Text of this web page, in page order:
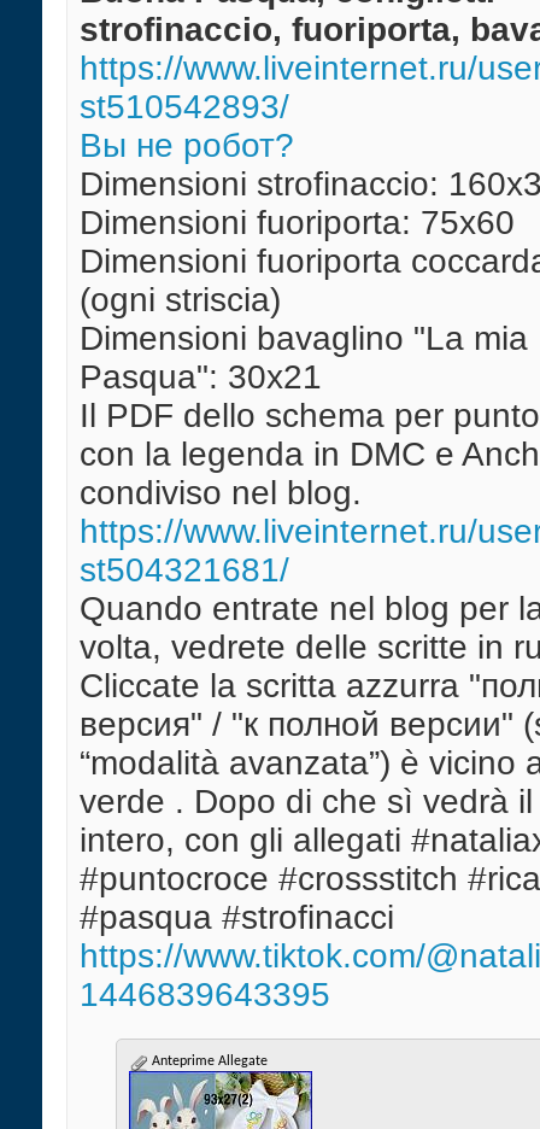
strofinaccio, fuoriporta,
https://www.liveinternet.ru/
st510542893/
Вы не робот?
Dimensioni strofinaccio:
Dimensioni fuoriporta: 75x60
Dimensioni fuoriporta
(ogni striscia)
Dimensioni bavaglino "La mia
Pasqua": 30x21
Il PDF dello schema per
con la legenda in DMC e
condiviso nel blog.
https://www.liveinternet.ru/
st504321681/
Quando entrate nel blog per
volta, vedrete delle scritte in
Cliccate la scritta azzurra
версия" / "к полнoй версии"
“modalità avanzata”) è vicino
verde . Dopo di che sì vedrà
intero, con gli allegati
#puntocroce #crossstitch
#pasqua #strofinacci
https://www.tiktok.com/
1446839643395
Anteprime Allegate